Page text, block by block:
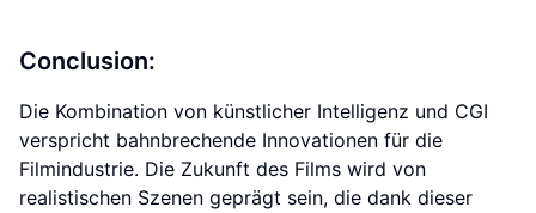
Conclusion:
Die Kombination von künstlicher Intelligenz und CGI
verspricht bahnbrechende Innovationen für die
Filmindustrie. Die Zukunft des Films wird von
realistischen Szenen geprägt sein, die dank dieser